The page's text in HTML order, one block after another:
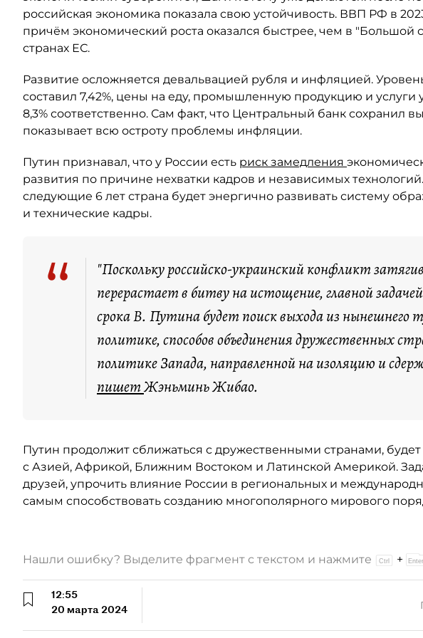
российская экономика показала свою устойчивость. ВВП РФ в
причём экономический роста оказался быстрее, чем в "Большой
странах ЕС.
Развитие осложняется девальвацией рубля и инфляцией.
составил 7,42%, цены на еду, промышленную продукцию и услуги
8,3% соответственно. Сам факт, что Центральный банк сохранил
показывает всю остроту проблемы инфляции.
Путин признавал, что у России есть риск замедления
развития по причине нехватки кадров и независимых технологий.
следующие 6 лет страна будет энергично развивать систему
и технические кадры.
“
"Поскольку российско-украинский конфликт
перерастает в битву на истощение, главной
срока В. Путина будет поиск выхода из нынешнего
политике, способов объединения дружественных
политике Запада, направленной на изоляцию и
пишетЖэньминь Жибао.
Путин продолжит сближаться с дружественными странами,
с Азией, Африкой, Ближним Востоком и Латинской Америкой.
друзей, упрочить влияние России в региональных и
самым способствовать созданию многополярного мирового
Нашли ошибку? Выделите фрагмент с текстом и нажмите +
12:55
20 марта 2024